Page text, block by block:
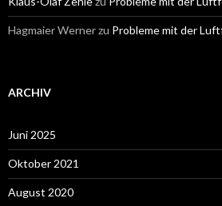
Hagmaier Wernerzu Probleme mit der
ARCHIV
Juni 2025
Oktober 2021
August 2020